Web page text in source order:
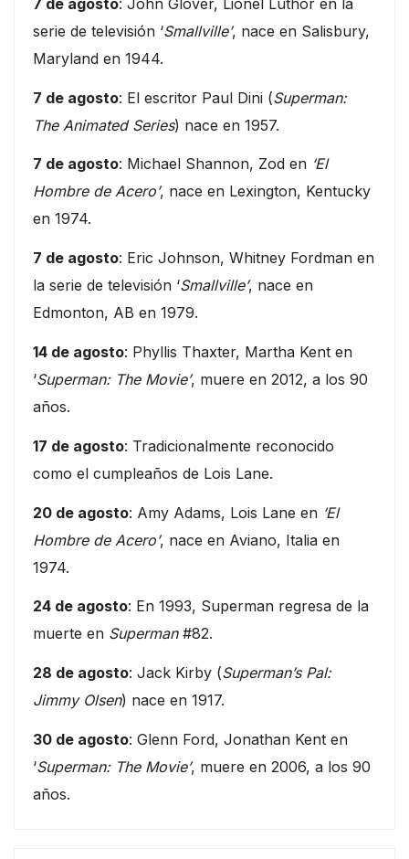
serie de televisión ‘Smallville’, nace en Salisbury,
Maryland en 1944.
7 de agosto: El escritor Paul Dini (Superman:
The Animated Series) nace en 1957.
7 de agosto: Michael Shannon, Zod en ‘El
Hombre de Acero’, nace en Lexington, Kentucky
en 1974.
7 de agosto: Eric Johnson, Whitney Fordman en
la serie de televisión ‘Smallville’, nace en
Edmonton, AB en 1979.
14 de agosto: Phyllis Thaxter, Martha Kent en
‘Superman: The Movie’, muere en 2012, a los 90
años.
17 de agosto: Tradicionalmente reconocido
como el cumpleaños de Lois Lane.
20 de agosto: Amy Adams, Lois Lane en ‘El
Hombre de Acero’, nace en Aviano, Italia en
1974.
24 de agosto: En 1993, Superman regresa de la
muerte en Superman#82.
28 de agosto: Jack Kirby (Superman’s Pal:
Jimmy Olsen) nace en 1917.
30 de agosto: Glenn Ford, Jonathan Kent en
‘Superman: The Movie’, muere en 2006, a los 90
años.